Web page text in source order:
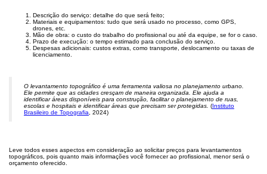
Descrição do serviço: detalhe do que será feito;
Materiais e equipamentos: tudo que será usado no processo, como GPS,
drones, etc.
Mão de obra: o custo do trabalho do profissional ou até da equipe, se for o caso.
Prazo de execução: o tempo estimado para conclusão do serviço.
Despesas adicionais: custos extras, como transporte, deslocamento ou taxas de
licenciamento.
O levantamento topográfico é uma ferramenta valiosa no planejamento urbano.
Ele permite que as cidades cresçam de maneira organizada. Ele ajuda a
identificar áreas disponíveis para construção, facilitar o planejamento de ruas,
escolas e hospitais e identificar áreas que precisam ser protegidas. (Instituto
Brasileiro de Topografia , 2024)
Leve todos esses aspectos em consideração ao solicitar preços para levantamentos
topográficos, pois quanto mais informações você fornecer ao profissional, menor será o
orçamento oferecido.